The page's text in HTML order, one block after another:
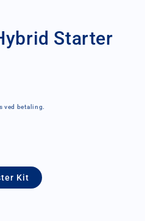
Starter
ved betaling.
Kit